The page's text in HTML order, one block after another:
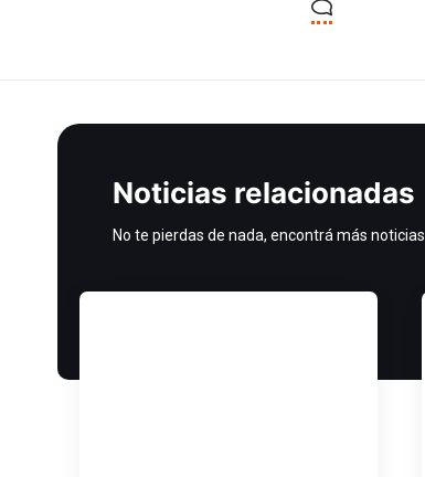
Noticias relacionadas
No te pierdas de nada, encontrá más noticias